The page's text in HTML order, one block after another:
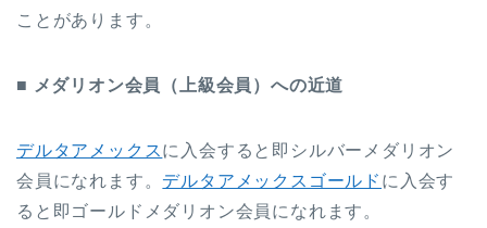
ことがあります。
■ メダリオン会員（上級会員）への近道
デルタアメックスに入会すると即シルバーメダリオン
会員になれます。 デルタアメックスゴールド に入会す
ると即ゴールドメダリオン会員になれます。